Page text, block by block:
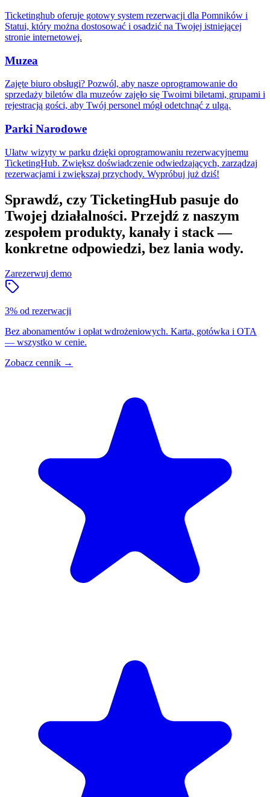
Ticketinghub oferuje gotowy system rezerwacji dla Pomników i
Statui, który można dostosować i osadzić na Twojej istniejącej
stronie internetowej.
Muzea
Zajęte biuro obsługi? Pozwól, aby nasze oprogramowanie do
sprzedaży biletów dla muzeów zajęło się Twoimi biletami, grupami i
rejestracją gości, aby Twój personel mógł odetchnąć z ulgą.
Parki Narodowe
Ułatw wizyty w parku dzięki oprogramowaniu rezerwacyjnemu
TicketingHub. Zwiększ doświadczenie odwiedzających, zarządzaj
rezerwacjami i zwiększaj przychody. Wypróbuj już dziś!
Sprawdź, czy TicketingHub pasuje do
Twojej działalności. Przejdź z naszym
zespołem produkty, kanały i stack —
konkretne odpowiedzi, bez lania wody.
Zarezerwuj demo
3% od rezerwacji
Bez abonamentów i opłat wdrożeniowych. Karta, gotówka i OTA
— wszystko w cenie.
Zobacz cennik →